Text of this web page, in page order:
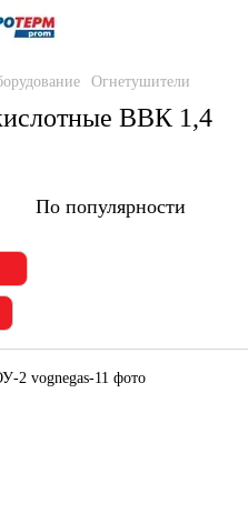
Огнетушители
ВВК 1,4
По популярности